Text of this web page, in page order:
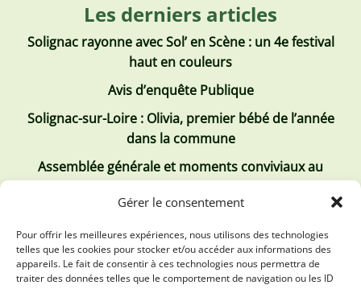
Gérer le consentement
Pour offrir les meilleures expériences, nous utilisons des technologies
telles que les cookies pour stocker et/ou accéder aux informations des
appareils. Le fait de consentir à ces technologies nous permettra de
traiter des données telles que le comportement de navigation ou les ID
Les derniers articles
Solignac rayonne avec Sol’ en Scène : un 4e festival
haut en couleurs
Avis d’enquête Publique
Solignac-sur-Loire : Olivia, premier bébé de l’année
dans la commune
Assemblée générale et moments conviviaux au
Les derniers comptes rendus